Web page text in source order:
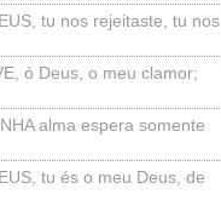
tu nos rejeitaste, tu nos
ó Deus, o meu clamor;
alma espera somente
tu és o meu Deus, de